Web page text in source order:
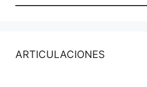
ARTICULACIONES